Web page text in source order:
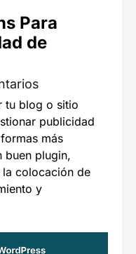
Para
de
tu blog o sitio
publicidad
más
buen plugin,
la colocación de
y